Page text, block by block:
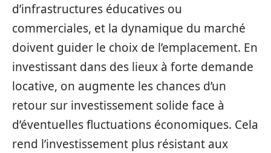
d’infrastructures éducatives ou
commerciales, et la dynamique du marché
doivent guider le choix de l’emplacement. En
investissant dans des lieux à forte demande
locative, on augmente les chances d’un
retour sur investissement solide face à
d’éventuelles fluctuations économiques. Cela
rend l’investissement plus résistant aux